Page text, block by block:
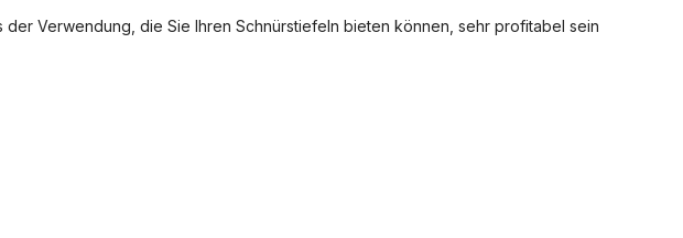
Verwendung, die Sie Ihren Schnürstiefeln bieten können, sehr profitabel sein